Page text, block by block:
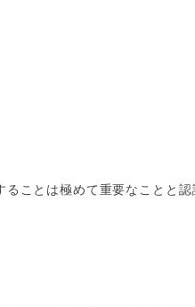
ことは極めて重要なことと